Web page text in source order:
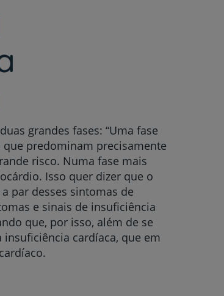
grandes fases: “Uma fase
predominam precisamente
risco. Numa fase mais
Isso quer dizer que o
par desses sintomas de
e sinais de insuficiência
que, por isso, além de se
cardíaca, que em